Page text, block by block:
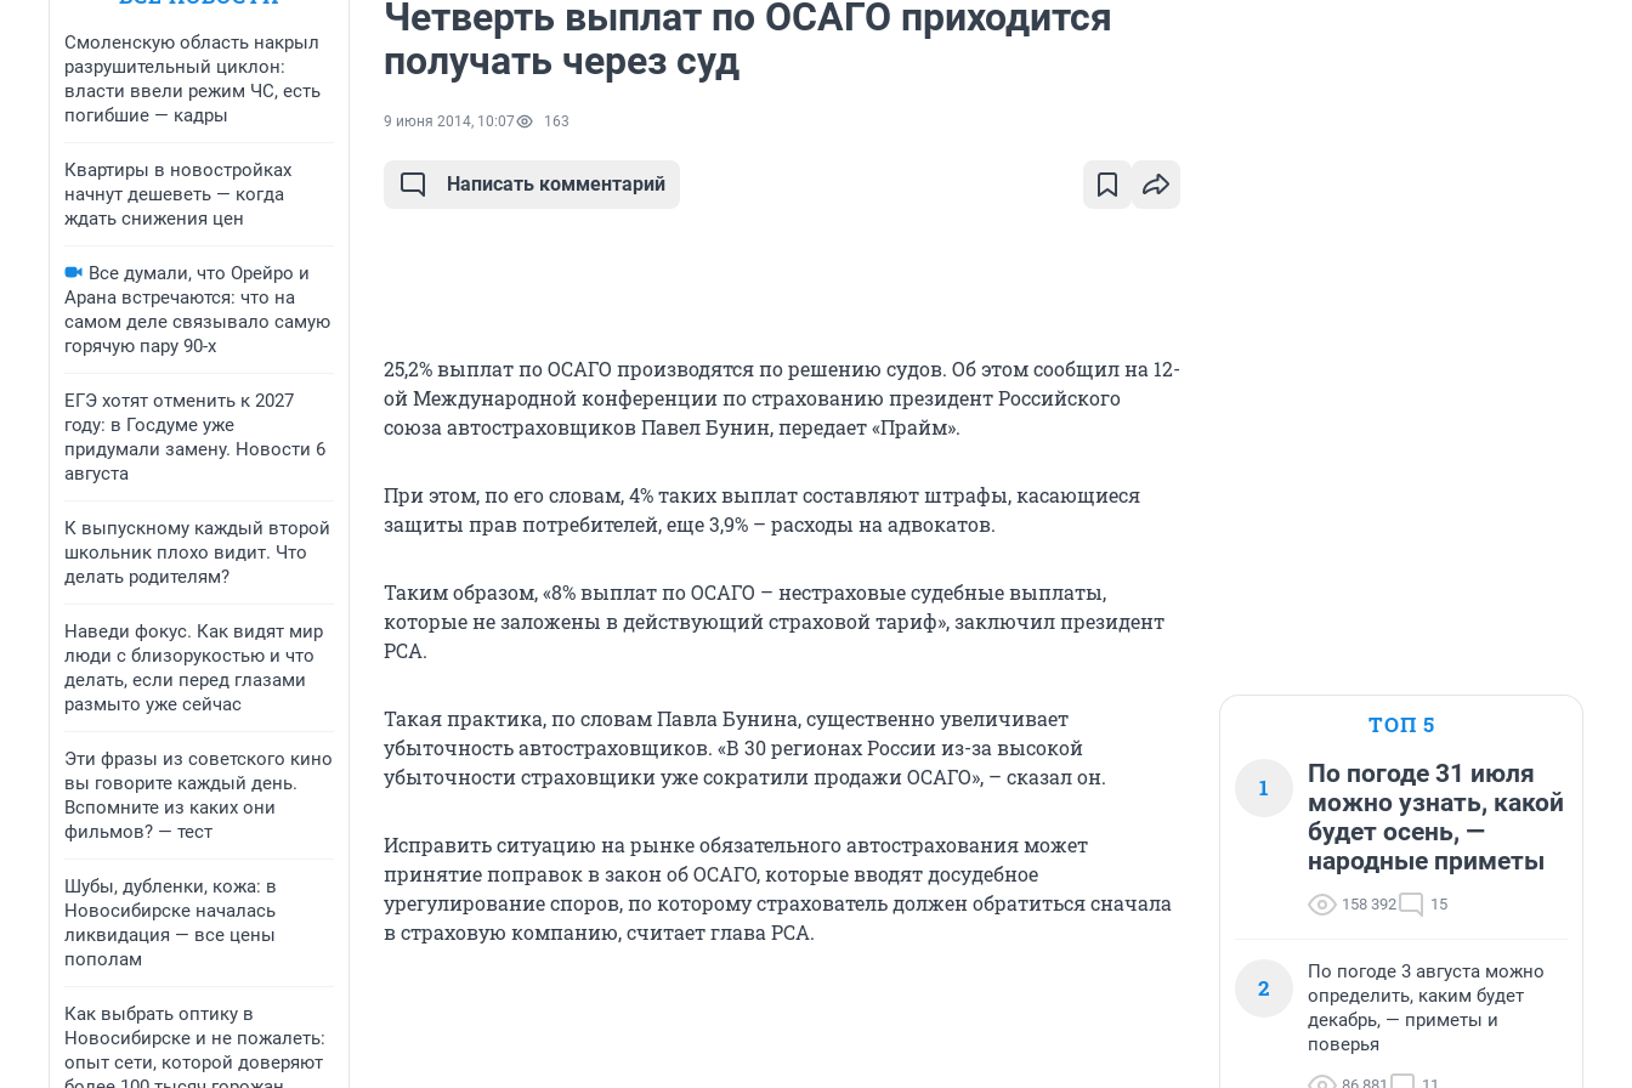
Смоленскую область накрыл
разрушительный циклон:
власти ввели режим ЧС, есть
погибшие — кадры
Квартиры в новостройках
начнут дешеветь — когда
ждать снижения цен
Все думали, что Орейро и
Арана встречаются: что на
самом деле связывало самую
горячую пару 90-х
ЕГЭ хотят отменить к 2027
году: в Госдуме уже
придумали замену. Новости 6
августа
К выпускному каждый второй
школьник плохо видит. Что
делать родителям?
Наведи фокус. Как видят мир
люди с близорукостью и что
делать, если перед глазами
размыто уже сейчас
Эти фразы из советского кино
вы говорите каждый день.
Вспомните из каких они
фильмов? — тест
Шубы, дубленки, кожа: в
Новосибирске началась
ликвидация — все цены
пополам
Как выбрать оптику в
Новосибирске и не пожалеть:
опыт сети, которой доверяют
Четверть выплат по ОСАГО приходится
получать через суд
9 июня 2014, 10:07 163
Написать комментарий
25,2% выплат по ОСАГО производятся по решению судов. Об этом сообщил на 12-
ой Международной конференции по страхованию президент Российского
союза автостраховщиков Павел Бунин, передает «Прайм».
При этом, по его словам, 4% таких выплат составляют штрафы, касающиеся
защиты прав потребителей, еще 3,9% – расходы на адвокатов.
Таким образом, «8% выплат по ОСАГО – нестраховые судебные выплаты,
которые не заложены в действующий страховой тариф», заключил президент
РСА.
Такая практика, по словам Павла Бунина, существенно увеличивает
убыточность автостраховщиков. «В 30 регионах России из-за высокой
убыточности страховщики уже сократили продажи ОСАГО», – сказал он.
Исправить ситуацию на рынке обязательного автострахования может
принятие поправок в закон об ОСАГО, которые вводят досудебное
урегулирование споров, по которому страхователь должен обратиться сначала
в страховую компанию, считает глава РСА.
ТОП 5
1
По погоде 31 июля
можно узнать, какой
будет осень, —
народные приметы
158 392 15
2
По погоде 3 августа можно
определить, каким будет
декабрь, — приметы и
поверья